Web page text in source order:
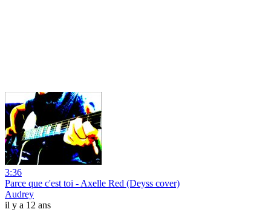
3:36
Parce que c'est toi - Axelle Red (Deyss cover)
Audrey
il y a 12 ans